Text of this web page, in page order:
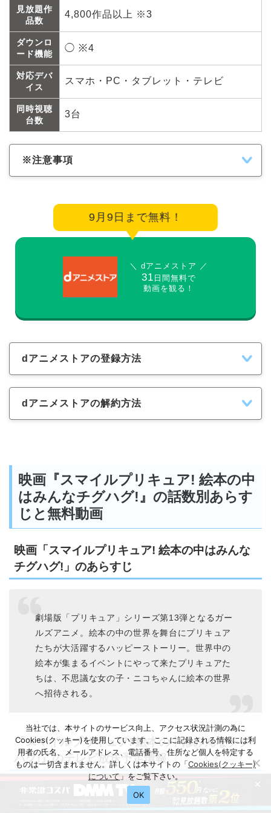
見放題作
品数
4,800作品以上 ※3
ダウンロ
ード機能
◯ ※4
対応デバ
イス
スマホ・PC・タブレット・テレビ
同時視聴
台数
3台
※注意事項
9月9日まで無料！
＼ dアニメストア ／
31 日間無料で
動画を観る！
dアニメストアの登録方法
dアニメストアの解約方法
映画『スマイルプリキュア! 絵本の中
はみんなチグハグ!』の話数別あらす
じと無料動画
映画「スマイルプリキュア! 絵本の中はみんな
チグハグ!」のあらすじ
劇場版「プリキュア」シリーズ第13弾となるガー
ルズアニメ。絵本の中の世界を舞台にプリキュア
たちが大活躍するハッピーストーリー。世界中の
絵本が集まるイベントにやって来たプリキュアた
ちは、不思議な女の子・ニコちゃんに絵本の世界
へ招待される。
『スマイルプリキュア! 絵本の中はみんなチグ
ハグ!』のテレビ放送予定情報
『スマイルプリキュア! 絵本の中はみんなチグハグ!』は
東映アニメーション制作の2012年10月27日に放映され
当社では、本サイトのサービス向上、アクセス状況計測の為に
Cookies(クッキー)を使用しています。ここに記録される情報には利
用者の氏名、メールアドレス、電話番号、住所など個人を特定する
ものは一切含まれません。詳しくは本サイトの「Cookies(クッキー)
について 」をご覧下さい。
OK